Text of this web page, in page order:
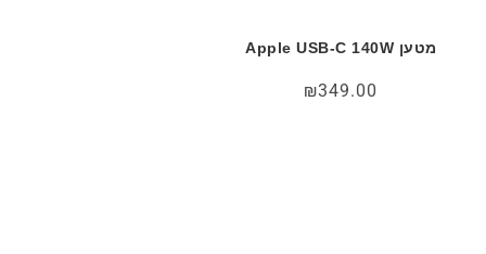
מטען Apple USB-C 140W
₪349.00